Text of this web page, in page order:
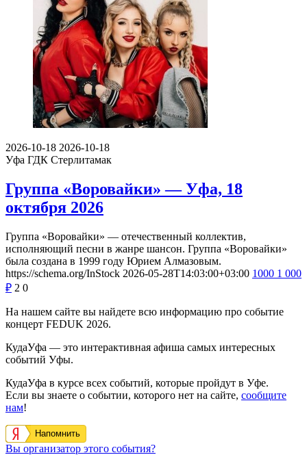
2026-10-18 2026-10-18
Уфа ГДК Стерлитамак
Группа «Воровайки» — Уфа, 18
октября 2026
Группа «Воровайки» — отечественный коллектив,
исполняющий песни в жанре шансон. Группа «Воровайки»
была создана в 1999 году Юрием Алмазовым.
https://schema.org/InStock 2026-05-28T14:03:00+03:00 1000 1 000
₽ 2 0
На нашем сайте вы найдете всю информацию про событие
концерт FEDUK 2026.
КудаУфа — это интерактивная афиша самых интересных
событий Уфы.
КудаУфа в курсе всех событий, которые пройдут в Уфе.
Если вы знаете о событии, которого нет на сайте, сообщите
нам!
Напомнить
Вы организатор этого события?